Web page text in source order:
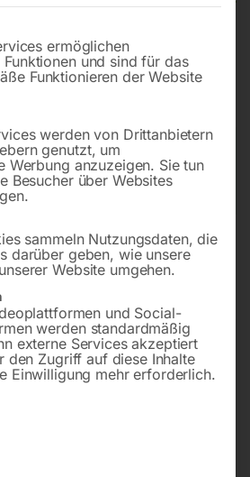
(Österreich):€10,00
Versandkosten gelten für Österreich.
abweichen.
In den Warenkorb
zu diesem
Artikel?
wir Ihnen weiter.
Service-Gruppen, für die eine
ermöglichen
und sind für das
Funktionieren der Website
werden von Drittanbietern
genutzt, um
Werbung anzuzeigen. Sie tun
Besucher über Websites
sammeln Nutzungsdaten, die
darüber geben, wie unsere
Website umgehen.
und Social-
werden standardmäßig
externe Services akzeptiert
den Zugriff auf diese Inhalte
Einwilligung mehr erforderlich.